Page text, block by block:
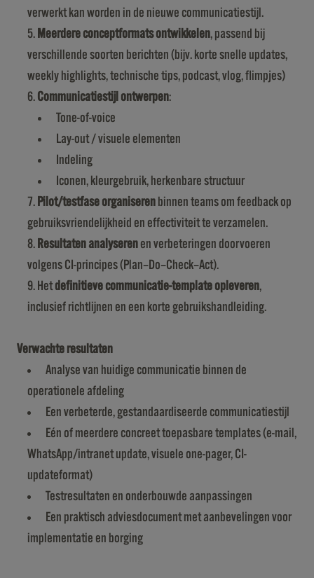
verwerkt kan worden in de nieuwe communicatiestijl.
Meerdere conceptformats ontwikkelen, passend bij
verschillende soorten berichten (bijv. korte snelle updates,
weekly highlights, technische tips, podcast, vlog, flimpjes)
Communicatiestijl ontwerpen:
Tone-of-voice
Lay-out / visuele elementen
Indeling
Iconen, kleurgebruik, herkenbare structuur
Pilot/testfase organiseren binnen teams om feedback op
gebruiksvriendelijkheid en effectiviteit te verzamelen.
Resultaten analyseren en verbeteringen doorvoeren
volgens CI-principes (Plan–Do–Check–Act).
Hetdefinitieve communicatie-template opleveren,
inclusief richtlijnen en een korte gebruikshandleiding.
Verwachte resultaten
Analyse van huidige communicatie binnen de
operationele afdeling
Een verbeterde, gestandaardiseerde communicatiestijl
Eén of meerdere concreet toepasbare templates (e-mail,
WhatsApp/intranet update, visuele one-pager, CI-
updateformat)
Testresultaten en onderbouwde aanpassingen
Een praktisch adviesdocument met aanbevelingen voor
implementatie en borging